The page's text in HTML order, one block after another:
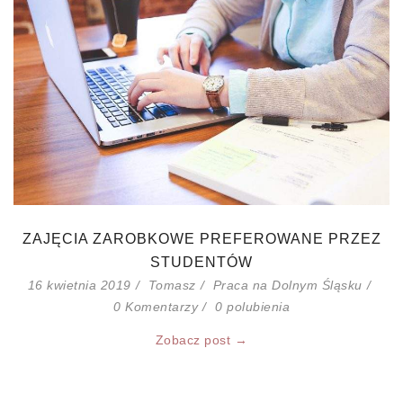
ZAJĘCIA ZAROBKOWE PREFEROWANE PRZEZ
STUDENTÓW
16 kwietnia 2019 Tomasz
Praca na Dolnym Śląsku
0 Komentarzy
0 polubienia
Zobacz post →